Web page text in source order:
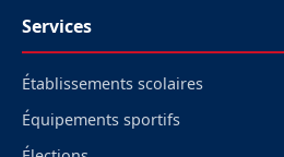
Services
Établissements scolaires
Équipements sportifs